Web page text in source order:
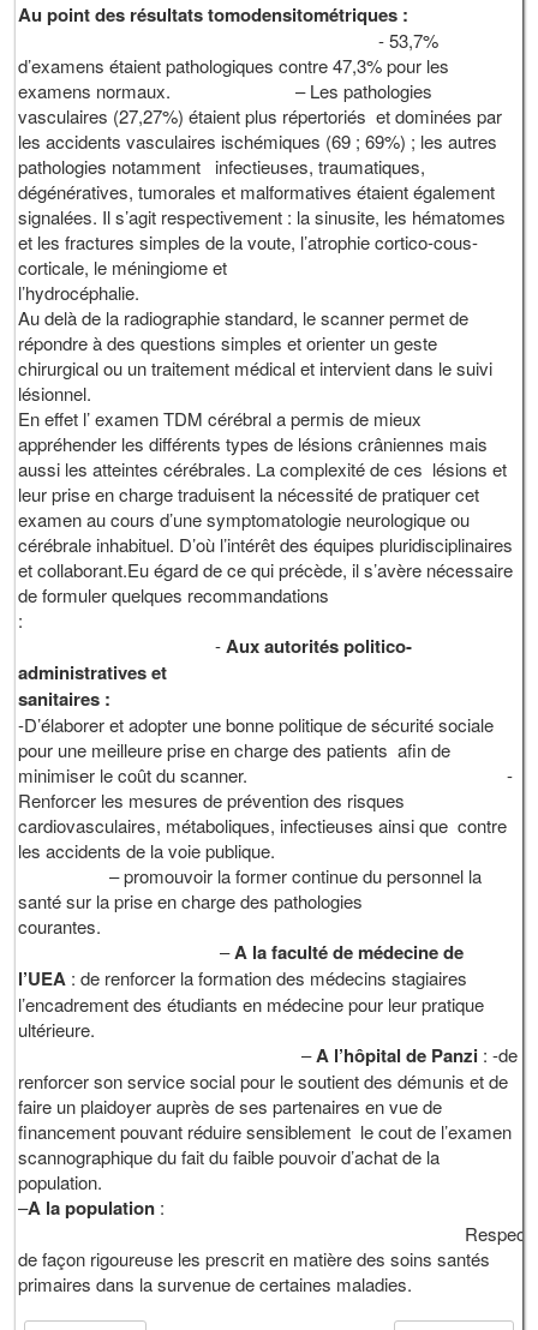
Au point des résultats tomodensitométriques :
- 53,7%
d’examens étaient pathologiques contre 47,3% pour les
examens normaux. – Les pathologies
vasculaires (27,27%) étaient plus répertoriés et dominées par
les accidents vasculaires ischémiques (69 ; 69%) ; les autres
pathologies notamment infectieuses, traumatiques,
dégénératives, tumorales et malformatives étaient également
signalées. Il s’agit respectivement : la sinusite, les hématomes
et les fractures simples de la voute, l’atrophie cortico-cous-
corticale, le méningiome et
Au delà de la radiographie standard, le scanner permet de
répondre à des questions simples et orienter un geste
chirurgical ou un traitement médical et intervient dans le suivi
En effet l’ examen TDM cérébral a permis de mieux
appréhender les différents types de lésions crâniennes mais
aussi les atteintes cérébrales. La complexité de ces lésions et
leur prise en charge traduisent la nécessité de pratiquer cet
examen au cours d’une symptomatologie neurologique ou
cérébrale inhabituel. D’où l’intérêt des équipes pluridisciplinaires
et collaborant.Eu égard de ce qui précède, il s’avère nécessaire
de formuler quelques recommandations
:
- Aux autorités politico-
administratives et
sanitaires :
-D’élaborer et adopter une bonne politique de sécurité sociale
pour une meilleure prise en charge des patients afin de
minimiser le coût du scanner. -
Renforcer les mesures de prévention des risques
cardiovasculaires, métaboliques, infectieuses ainsi que contre
les accidents de la voie publique.
– promouvoir la former continue du personnel la
santé sur la prise en charge des pathologies
courantes.
–A la faculté de médecine de
l’UEA : de renforcer la formation des médecins stagiaires
l’encadrement des étudiants en médecine pour leur pratique
ultérieure.
–A l’hôpital de Panzi : -de
renforcer son service social pour le soutient des démunis et de
faire un plaidoyer auprès de ses partenaires en vue de
financement pouvant réduire sensiblement le cout de l’examen
scannographique du fait du faible pouvoir d’achat de la
–A la population :
de façon rigoureuse les prescrit en matière des soins santés
primaires dans la survenue de certaines maladies.